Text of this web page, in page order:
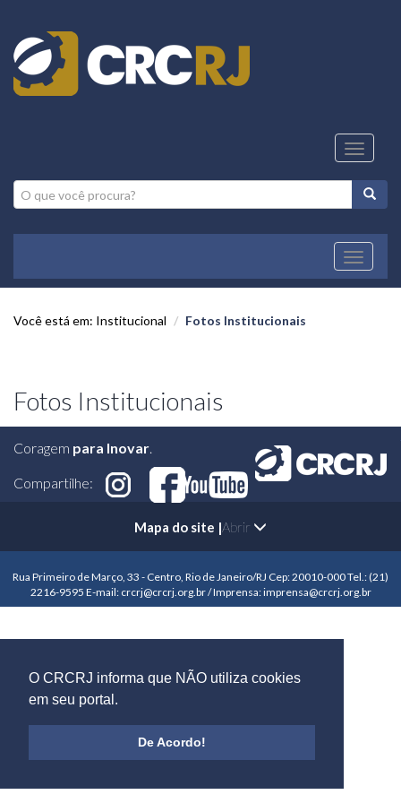
O CRCRJ informa que NÃO utiliza cookies
em seu portal.
De Acordo!
Toggle
CRCRJ
Você está em: Institucional Fotos Institucionais
Fotos Institucionais
Coragem para Inovar.
Compartilhe:
Mapa do site |Abrir
Rua Primeiro de Março, 33 - Centro, Rio de Janeiro/RJ Cep: 20010-000 Tel.: (21)
2216-9595 E-mail: crcrj@crcrj.org.br / Imprensa: imprensa@crcrj.org.br